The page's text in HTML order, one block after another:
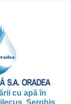
cu apă în